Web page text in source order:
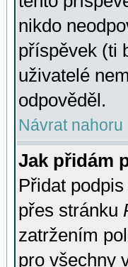
nikdo
příspěvek (ti
uživatelé
odpověděl.
Návrat nahoru
Jak přidám
Přidat
přes stránku
zatržením
pro všechny